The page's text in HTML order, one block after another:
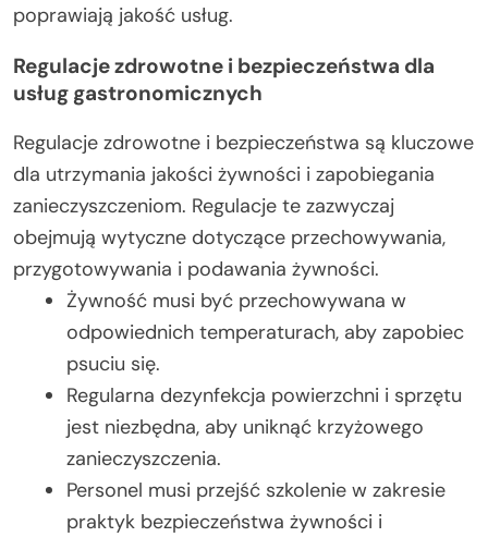
poprawiają jakość usług.
Regulacje zdrowotne i bezpieczeństwa dla
usług gastronomicznych
Regulacje zdrowotne i bezpieczeństwa są kluczowe
dla utrzymania jakości żywności i zapobiegania
zanieczyszczeniom. Regulacje te zazwyczaj
obejmują wytyczne dotyczące przechowywania,
przygotowywania i podawania żywności.
Żywność musi być przechowywana w
odpowiednich temperaturach, aby zapobiec
psuciu się.
Regularna dezynfekcja powierzchni i sprzętu
jest niezbędna, aby uniknąć krzyżowego
zanieczyszczenia.
Personel musi przejść szkolenie w zakresie
praktyk bezpieczeństwa żywności i